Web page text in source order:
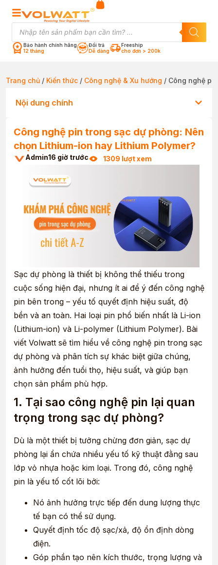
Bảo hành chính hãng
12 tháng
Đổi trả
Dễ dàng
Freeship
cho đơn > 200k
Trang chủ / Kiến thức / Công nghệ & Xu hướng / Công nghệ
Nội dung chính
Công nghệ pin trong sạc dự phòng: Nên
chọn Lithium-ion hay Lithium Polymer?
Admin16 giờ trước 1309 lượt xem
Sạc dự phòng là thiết bị không thể thiếu trong
cuộc sống hiện đại, nhưng ít ai để ý đến công nghệ
pin bên trong – yếu tố quyết định hiệu suất, độ
bền và an toàn. Hai loại pin phổ biến nhất là Li-ion
(Lithium-ion) và Li-polymer (Lithium Polymer). Bài
viết Volwatt sẽ tìm hiểu về công nghệ pin trong sạc
dự phòng và phân tích sự khác biệt giữa chúng,
ảnh hưởng đến tuổi thọ, hiệu suất, và giúp bạn
chọn sản phẩm phù hợp.
1. Tại sao công nghệ pin lại quan
trọng trong sạc dự phòng?
Dù là một thiết bị tưởng chừng đơn giản, sạc dự
phòng lại ẩn chứa nhiều yếu tố kỹ thuật đằng sau
lớp vỏ nhựa hoặc kim loại. Trong đó, công nghệ
pin là yếu tố cốt lõi bởi:
Nó ảnh hưởng trực tiếp đến dung lượng thực
tế bạn có thể sử dụng.
Quyết định tốc độ sạc/xả, độ ổn định dòng
điện.
Góp phần tạo nên kích thước, trọng lượng và